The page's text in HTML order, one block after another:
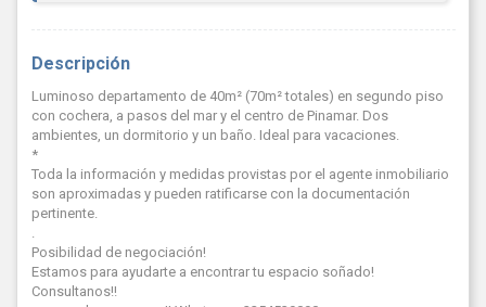
Descripción
Luminoso departamento de 40m² (70m² totales) en segundo piso
con cochera, a pasos del mar y el centro de Pinamar. Dos
ambientes, un dormitorio y un baño. Ideal para vacaciones.
*
Toda la información y medidas provistas por el agente inmobiliario
son aproximadas y pueden ratificarse con la documentación
pertinente.
Posibilidad de negociación!
Estamos para ayudarte a encontrar tu espacio soñado!
Consultanos!!